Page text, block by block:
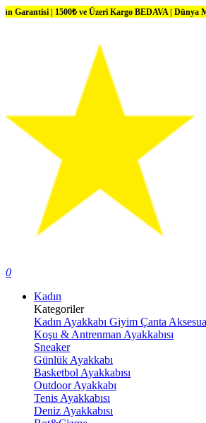
1500₺ ve Üzeri Kargo BEDAVA | Dünya
0
Kadın
Kategoriler
Kadın Ayakkabı Giyim Çanta
Koşu & Antrenman Ayakkabısı
Sneaker
Günlük Ayakkabı
Basketbol Ayakkabısı
Outdoor Ayakkabı
Tenis Ayakkabısı
Deniz Ayakkabısı